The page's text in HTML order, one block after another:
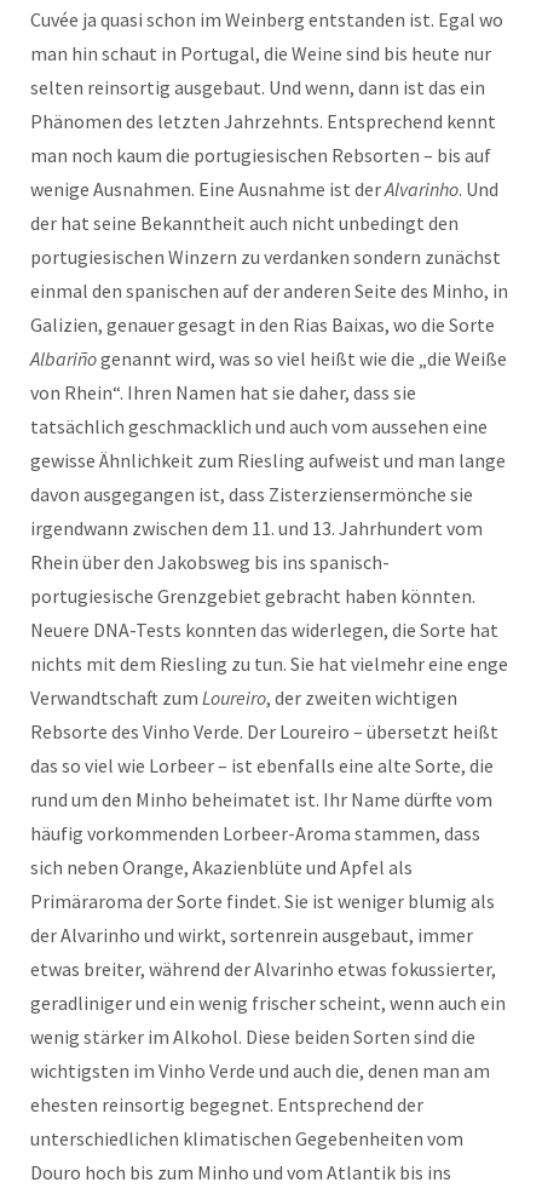
Cuvée ja quasi schon im Weinberg entstanden ist. Egal wo
man hin schaut in Portugal, die Weine sind bis heute nur
selten reinsortig ausgebaut. Und wenn, dann ist das ein
Phänomen des letzten Jahrzehnts. Entsprechend kennt
man noch kaum die portugiesischen Rebsorten – bis auf
wenige Ausnahmen. Eine Ausnahme ist derAlvarinho. Und
der hat seine Bekanntheit auch nicht unbedingt den
portugiesischen Winzern zu verdanken sondern zunächst
einmal den spanischen auf der anderen Seite des Minho, in
Galizien, genauer gesagt in den Rias Baixas, wo die Sorte
Albariñogenannt wird, was so viel heißt wie die „die Weiße
von Rhein“. Ihren Namen hat sie daher, dass sie
tatsächlich geschmacklich und auch vom aussehen eine
gewisse Ähnlichkeit zum Riesling aufweist und man lange
davon ausgegangen ist, dass Zisterziensermönche sie
irgendwann zwischen dem 11. und 13. Jahrhundert vom
Rhein über den Jakobsweg bis ins spanisch-
portugiesische Grenzgebiet gebracht haben könnten.
Neuere DNA-Tests konnten das widerlegen, die Sorte hat
nichts mit dem Riesling zu tun. Sie hat vielmehr eine enge
Verwandtschaft zum Loureiro, der zweiten wichtigen
Rebsorte des Vinho Verde. Der Loureiro – übersetzt heißt
das so viel wie Lorbeer – ist ebenfalls eine alte Sorte, die
rund um den Minho beheimatet ist. Ihr Name dürfte vom
häufig vorkommenden Lorbeer-Aroma stammen, dass
sich neben Orange, Akazienblüte und Apfel als
Primäraroma der Sorte findet. Sie ist weniger blumig als
der Alvarinho und wirkt, sortenrein ausgebaut, immer
etwas breiter, während der Alvarinho etwas fokussierter,
geradliniger und ein wenig frischer scheint, wenn auch ein
wenig stärker im Alkohol. Diese beiden Sorten sind die
wichtigsten im Vinho Verde und auch die, denen man am
ehesten reinsortig begegnet. Entsprechend der
unterschiedlichen klimatischen Gegebenheiten vom
Douro hoch bis zum Minho und vom Atlantik bis ins